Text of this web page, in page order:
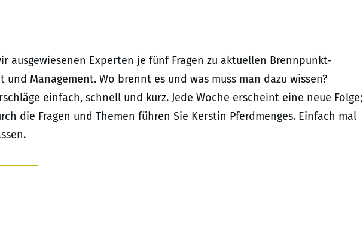
ausgewiesenen Experten je fünf Fragen zu aktuellen Brennpunkt-
und Management. Wo brennt es und was muss man dazu wissen?
einfach, schnell und kurz. Jede Woche erscheint eine neue Folge;
die Fragen und Themen führen Sie Kerstin Pferdmenges. Einfach mal